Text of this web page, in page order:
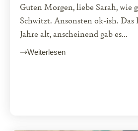
Guten Morgen, liebe Sarah, wie
Schwitzt. Ansonsten ok-ish. Das
Jahre alt, anscheinend gab es...
Weiterlesen